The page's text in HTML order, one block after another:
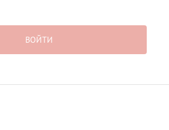
ВОЙТИ